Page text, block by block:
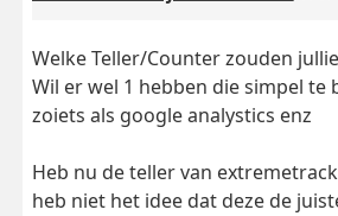
Welke Teller/Counter zouden
Wil er wel 1 hebben die simpel te
zoiets als google analystics enz
Heb nu de teller van
heb niet het idee dat deze de